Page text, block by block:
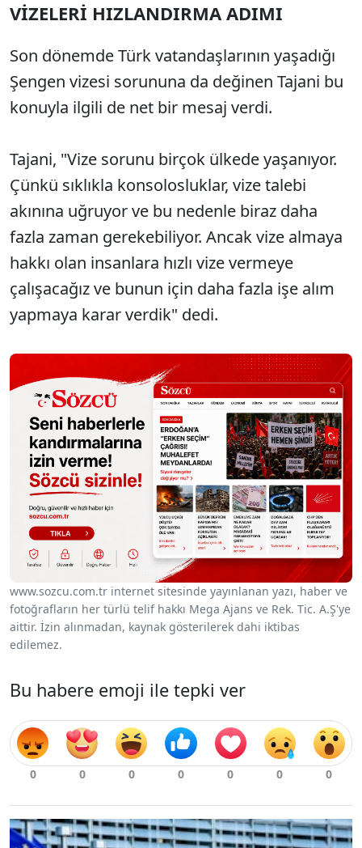
VİZELERİ HIZLANDIRMA ADIMI
Son dönemde Türk vatandaşlarının yaşadığı
Şengen vizesi sorununa da değinen Tajani bu
konuyla ilgili de net bir mesaj verdi.
Tajani, "Vize sorunu birçok ülkede yaşanıyor.
Çünkü sıklıkla konsolosluklar, vize talebi
akınına uğruyor ve bu nedenle biraz daha
fazla zaman gerekebiliyor. Ancak vize almaya
hakkı olan insanlara hızlı vize vermeye
çalışacağız ve bunun için daha fazla işe alım
yapmaya karar verdik" dedi.
www.sozcu.com.tr internet sitesinde yayınlanan yazı, haber ve
fotoğrafların her türlü telif hakkı Mega Ajans ve Rek. Tic. A.Ş'ye
aittir. İzin alınmadan, kaynak gösterilerek dahi iktibas
edilemez.
Bu habere emoji ile tepki ver